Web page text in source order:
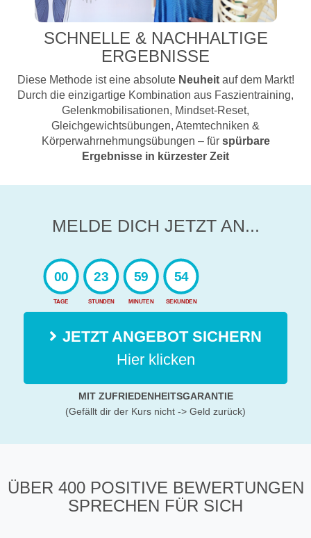
SCHNELLE & NACHHALTIGE
ERGEBNISSE
Diese Methode ist eine absoluteNeuheit auf dem Markt!
Durch die einzigartige Kombination aus Faszientraining,
Gelenkmobilisationen, Mindset-Reset,
Gleichgewichtsübungen, Atemtechniken &
Körperwahrnehmungsübungen – für spürbare
Ergebnisse in kürzester Zeit
MELDE DICH JETZT AN...
00
TAGE
23
STUNDEN
59
MINUTEN
52
SEKUNDEN
JETZT ANGEBOT SICHERN
Hier klicken
MIT ZUFRIEDENHEITSGARANTIE
(Gefällt dir der Kurs nicht -> Geld zurück)
ÜBER 400 POSITIVE BEWERTUNGEN
SPRECHEN FÜR SICH